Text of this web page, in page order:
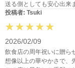
送る側としても安心出来
投稿者: Tsuki
2026/02/09
飲食店の周年祝いに贈ら
想像以上の華やかさで、